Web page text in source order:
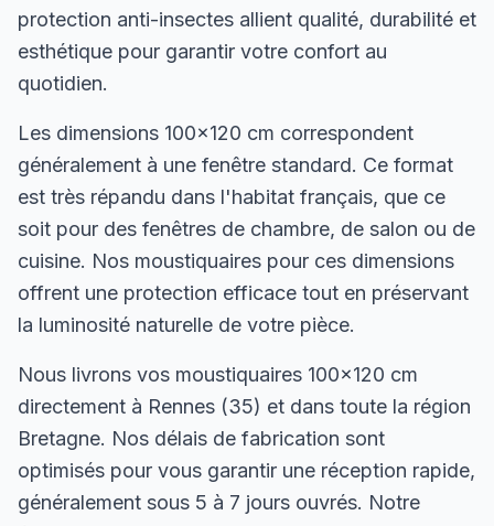
protection anti-insectes allient qualité, durabilité et
esthétique pour garantir votre confort au
quotidien.
Les dimensions 100×120 cm correspondent
généralement à une fenêtre standard. Ce format
est très répandu dans l'habitat français, que ce
soit pour des fenêtres de chambre, de salon ou de
cuisine. Nos moustiquaires pour ces dimensions
offrent une protection efficace tout en préservant
la luminosité naturelle de votre pièce.
Nous livrons vos moustiquaires 100×120 cm
directement à Rennes (35) et dans toute la région
Bretagne. Nos délais de fabrication sont
optimisés pour vous garantir une réception rapide,
généralement sous 5 à 7 jours ouvrés. Notre